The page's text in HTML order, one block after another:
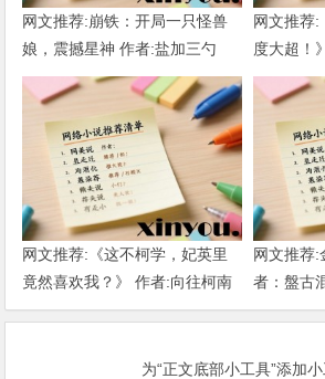
网文推荐:崩铁：开局一只怪兽
娘，震撼星神 作者:盐加三勺
（1-218）TXT下载
网文推荐:
度大超！
1-802章
网文推荐:《这不柯学，妃英里
竟然喜欢我？》 作者:向往柯南
1-189章 TXT下载
网文推荐:
者：盤古
为“正文底部小工具”添加